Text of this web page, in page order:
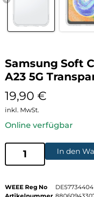
Samsung Soft
A23 5G
19,90 €
inkl. MwSt.
Online verfügbar
In den
WEEE Reg No
DE57734404